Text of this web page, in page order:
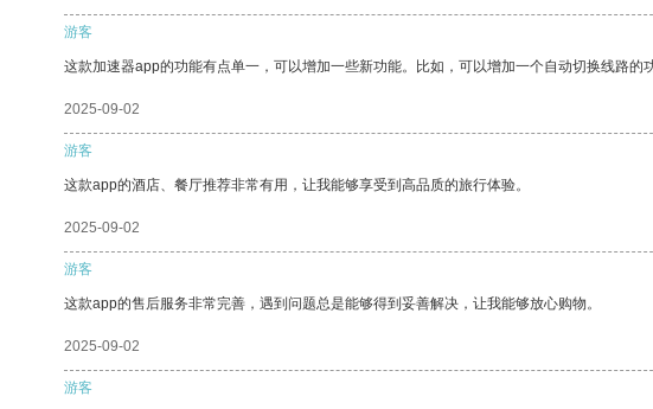
游客
这款加速器app的功能有点单一，可以增加一些新功能。比如，可以增加一个自动切换线路
2025-09-02
游客
这款app的酒店、餐厅推荐非常有用，让我能够享受到高品质的旅行体验。
2025-09-02
游客
这款app的售后服务非常完善，遇到问题总是能够得到妥善解决，让我能够放心购物。
2025-09-02
游客